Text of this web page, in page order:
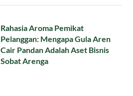
Rahasia Aroma Pemikat
Pelanggan: Mengapa Gula Aren
Cair Pandan Adalah Aset Bisnis
Sobat Arenga